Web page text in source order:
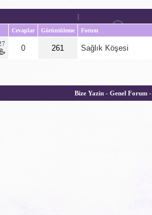
Cevaplar Görüntüleme Forum
0 261 Sağlık Köşesi
Bize Yazin- Genel Forum-